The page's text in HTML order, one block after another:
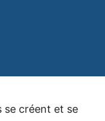
se créent et se